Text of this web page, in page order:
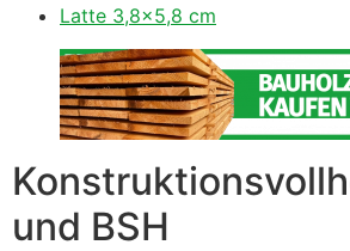
Latte 3,8×5,8 cm
und BSH